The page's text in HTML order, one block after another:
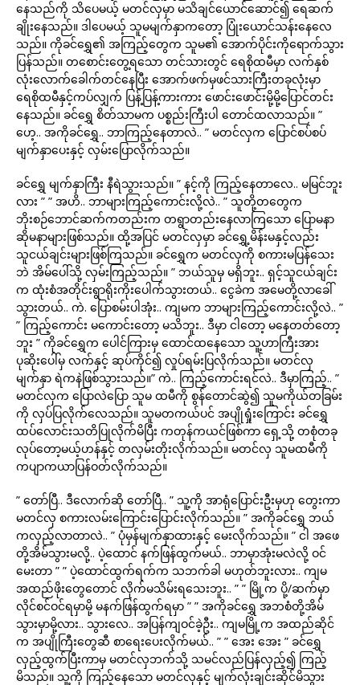
နေသည်ကို သိပေမယ့် မတင်လှမှာ မသိချင်ယောင်ဆောင်၍ ရေဆက်
ချိုးနေသည်။ ဒါပေမယ့် သူမမျက်နှာကတော့ ပြုံးယောင်သန်းနေလေ
သည်။ ကိုခင်ရွှေ၏ အကြည့်တွေက သူမ၏ အောက်ပိုင်းကိုရောက်သွား
ပြန်သည်။ တစောင်းတွေ့ရသော တင်သားတွင် ရေစိုထမီမှာ လက်နှစ်
လုံးလောက်ခေါက်တင်နေပြီး အောက်ဖက်မှဖင်သားကြီးတခုလုံးမှာ
ရေစိုထမီနှင့်ကပ်လျှက် ပြန့်ပြန့်ကားကား ဖောင်းဖောင်းမို့မို့ပြောင်တင်း
နေသည်။ ခင်ရွှေ စိတ်သာမက ပစ္စည်းကြီးပါ တောင်ထလာသည်။ ”
ဟေ့.. အကိုခင်ရွှေ.. ဘာကြည့်နေတာလဲ.. ” မတင်လှက ပြောင်စပ်စပ်
မျက်နှာပေးနှင့် လှမ်းပြောလိုက်သည်။
ခင်ရွှေ မျက်နှာကြီး နီရဲသွားသည်။ ” နင့်ကို ကြည့်နေတာလေ.. မမြင်ဘူး
လား ” ” အဟိ.. ဘာများကြည့်ကောင်းလို့လဲ.. ” သူတို့တတွေက
ဘိုးစဉ်ဘောင်ဆက်ကတည်းက တရွာတည်းနေလာကြသော ပြောမနာ
ဆိုမနာများဖြစ်သည်။ ထို့အပြင် မတင်လှမှာ ခင်ရွှေ့မိန်းမနှင့်လည်း
သူငယ်ချင်းများဖြစ်ကြသည်။ ခင်ရွှေက မတင်လှကို စကားမပြန်သေး
ဘဲ အိမ်ပေါ်သို့ လှမ်းကြည့်သည်။ ” ဘယ်သူမှ မရှိဘူး.. ရှင့်သူငယ်ချင်း
က ထုံးစံအတိုင်းရွာရိုးကိုးပေါက်သွားတယ်.. ငွေခဲက အမေတို့လာခေါ်
သွားတယ်.. ကဲ. ပြောစမ်းပါအုံး.. ကျမက ဘာများကြည့်ကောင်းလို့လဲ.. ”
” ကြည့်ကောင်း မကောင်းတော့ မသိဘူး.. ဒီမှာ ငါတော့ မနေတတ်တော့
ဘူး ” ကိုခင်ရွှေက ပေါင်ကြားမှ ထောင်ထနေသော သူ့ဟာကြီးအား
ပုဆိုးပေါ်မှ လက်နှင့် ဆုပ်ကိုင်၍ လှုပ်ရမ်းပြလိုက်သည်။ မတင်လှ
မျက်နှာ ရဲကနဲဖြစ်သွားသည်။” ကဲ.. ကြည့်ကောင်းရင်လဲ.. ဒီမှာကြည့်.. ”
မတင်လှက ပြောလဲပြော သူမ ထမီကို စွန်တောင်ဆွဲ၍ သူမကိုယ်တခြမ်း
ကို လှပ်ပြလိုက်လေသည်။ သူမတကယ်ပင် အပျိုရှုံးကြောင်း ခင်ရွှေ
ထပ်လောင်းသတိပြုလိုက်မိပြီး ကတုန်ကယင်ဖြစ်ကာ ရှေ့သို့ တစုံတခု
လုပ်တော့မယ့်ဟန်နှင့် တလှမ်းတိုးလိုက်သည်။ မတင်လှ သူမထမီကို
ကပျာကယာပြန်ဝတ်လိုက်သည်။
” တော်ပြီ.. ဒီလောက်ဆို တော်ပြီ.. ” သူ့ကို အာရုံပြောင်းဦးမှဟု တွေးကာ
မတင်လှ စကားလမ်းကြောင်းပြောင်းလိုက်သည်။ ” အကိုခင်ရွှေ ဘယ်
ကလှည့်လာတာလဲ.. ” ပုံမှန်မျက်နှာထားနှင့် မေးလိုက်သည်။ ” ငါ အဖေ
တို့အိမ်သွားမလို့.. ပဲ့ထောင် နက်ဖြန်ထွက်မယ်.. ဘာမှာအုံးမလဲလို့ ဝင်
မေးတာ ” ” ပဲ့ထောင်ထွက်ရက်က သဘက်ခါ မဟုတ်ဘူးလား.. ကျမ
အထည်ဖိုးတွေတောင် လိုက်မသိမ်းရသေးဘူး.. ” ” မြို့က ပို့/ဆက်မှာ
လိုင်စင်ဝင်ရမှာမို့ မနက်ဖြန်ထွက်ရမှာ ” ” အကိုခင်ရွှေ အဘစံတို့အိမ်
သွားမှာမို့လား.. သွားလေ.. အပြန်ကျဝင်ခဲ့ဦး.. ကျမမြို့က အထည်ဆိုင်
က အပျိုကြီးတွေဆီ စာရေးပေးလိုက်မယ်.. ” ” အေး အေး ” ခင်ရွှေ
လှည့်ထွက်ပြီးကာမှ မတင်လှဘက်သို့ သမင်လည်ပြန်လှည့်၍ ကြည့်
မိသည်။ သူ့ကို ကြည့်နေသော မတင်လှနှင့် မျက်လုံးချင်းဆိုင်မိသွား